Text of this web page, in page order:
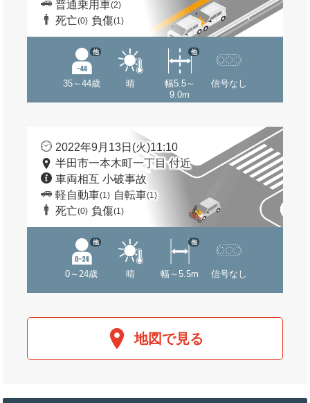
普通乗用車(2)
死亡(0) 負傷(1)
35～44歳
他
晴
幅5.5～
9.0m
他
信号なし
2022年9月13日(火)11:10
半田市一本木町一丁目 付近
車両相互 小破事故
軽自動車(1) 自転車(1)
死亡(0) 負傷(1)
0～24歳
他
晴 幅～5.5m
他
信号なし
地図で見る